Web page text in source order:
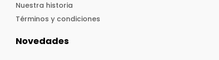
Nuestra historia
Términos y condiciones
Novedades